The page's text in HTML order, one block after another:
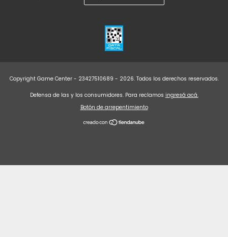
Copyright Game Center - 23427510689 - 2026. Todos los derechos reservados.
Defensa de las y los consumidores. Para reclamos ingresá acá.
Botón de arrepentimiento